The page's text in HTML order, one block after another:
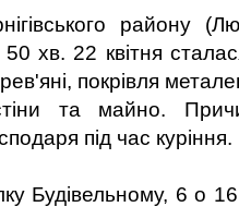
району
хв. 22 квітня
покрівля
та майно.
під час куріння.
Будівельному, 6 о